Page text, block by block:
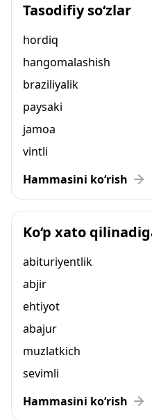
Tasodifiy so‘zlar
hordiq
hangomalashish
braziliyalik
paysaki
jamoa
vintli
Hammasini ko‘rish
Ko‘p xato
abituriyentlik
abjir
ehtiyot
abajur
muzlatkich
sevimli
Hammasini ko‘rish